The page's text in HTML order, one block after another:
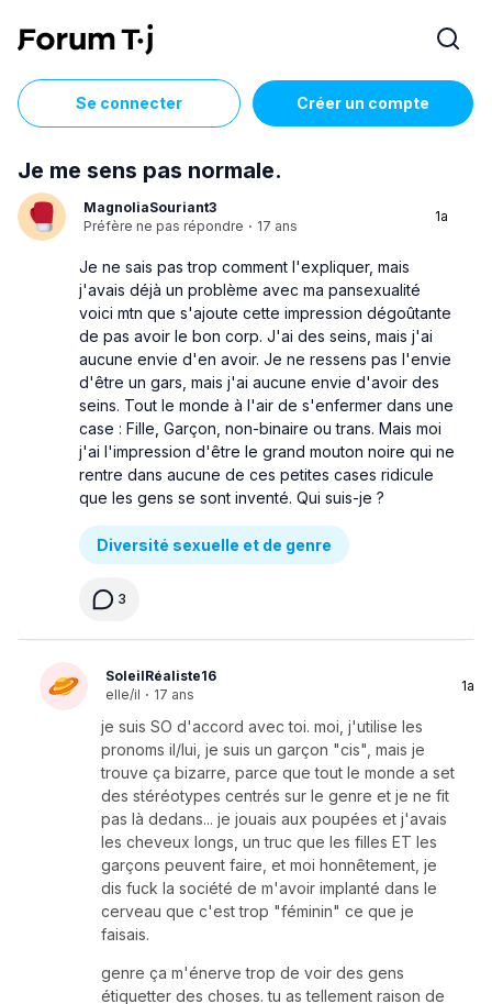
Se connecter Créer un compte
Je me sens pas normale.
MagnoliaSouriant3
Préfère ne pas répondre · 17 ans
1a
Je ne sais pas trop comment l'expliquer, mais
j'avais déjà un problème avec ma pansexualité
voici mtn que s'ajoute cette impression dégoûtante
de pas avoir le bon corp. J'ai des seins, mais j'ai
aucune envie d'en avoir. Je ne ressens pas l'envie
d'être un gars, mais j'ai aucune envie d'avoir des
seins. Tout le monde à l'air de s'enfermer dans une
case : Fille, Garçon, non-binaire ou trans. Mais moi
j'ai l'impression d'être le grand mouton noire qui ne
rentre dans aucune de ces petites cases ridicule
que les gens se sont inventé. Qui suis-je ?
Diversité sexuelle et de genre
3
SoleilRéaliste16
elle/il · 17 ans
1a
je suis SO d'accord avec toi. moi, j'utilise les
pronoms il/lui, je suis un garçon "cis", mais je
trouve ça bizarre, parce que tout le monde a set
des stéréotypes centrés sur le genre et je ne fit
pas là dedans... je jouais aux poupées et j'avais
les cheveux longs, un truc que les filles ET les
garçons peuvent faire, et moi honnêtement, je
dis fuck la société de m'avoir implanté dans le
cerveau que c'est trop "féminin" ce que je
faisais.
genre ça m'énerve trop de voir des gens
étiquetter des choses. tu as tellement raison de